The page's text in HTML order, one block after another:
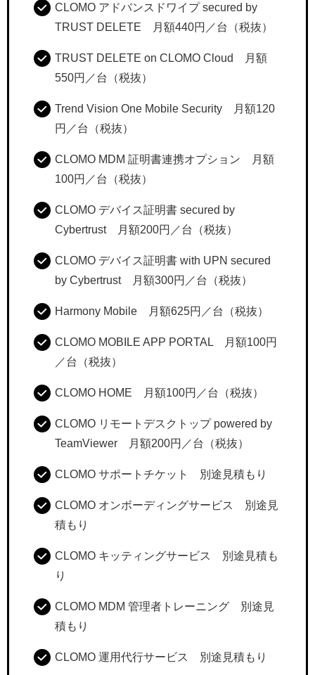
CLOMO アドバンスドワイプ secured by
TRUST DELETE 月額440円／台（税抜）
TRUST DELETE on CLOMO Cloud 月額
550円／台（税抜）
Trend Vision One Mobile Security 月額120
円／台（税抜）
CLOMO MDM 証明書連携オプション 月額
100円／台（税抜）
CLOMO デバイス証明書 secured by
Cybertrust 月額200円／台（税抜）
CLOMO デバイス証明書 with UPN secured
by Cybertrust 月額300円／台（税抜）
Harmony Mobile 月額625円／台（税抜）
CLOMO MOBILE APP PORTAL 月額100円
／台（税抜）
CLOMO HOME 月額100円／台（税抜）
CLOMO リモートデスクトップ powered by
TeamViewer 月額200円／台（税抜）
CLOMO サポートチケット 別途見積もり
CLOMO オンボーディングサービス 別途見
積もり
CLOMO キッティングサービス 別途見積も
り
CLOMO MDM 管理者トレーニング 別途見
積もり
CLOMO 運用代行サービス 別途見積もり